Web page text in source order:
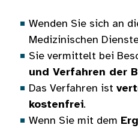
Wenden Sie sich an
Medizinischen
Sie vermittelt bei
und Verfahren der
Das Verfahren ist
kostenfrei.
Wenn Sie mit dem